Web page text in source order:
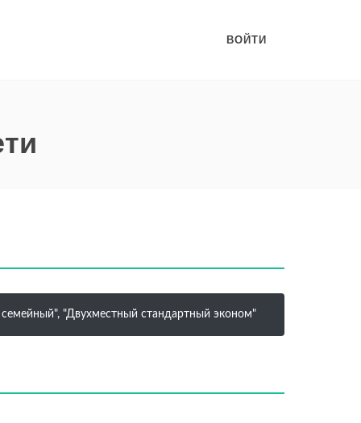
ВОЙТИ
"Двухместный стандартный эконом"